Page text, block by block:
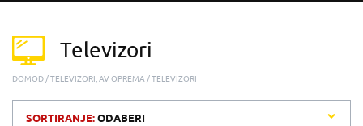
Televizori
DOMOD TELEVIZORI, AV OPREMA TELEVIZORI
SORTIRANJE:ODABERI